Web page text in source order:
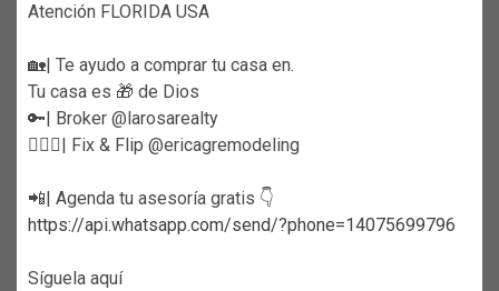
Atención FLORIDA USA
🏡| Te ayudo a comprar tu casa en.
Tu casa es 🎁 de Dios
🔑| Broker @larosarealty
👷🏼‍♀️| Fix & Flip @ericagremodeling
📲| Agenda tu asesoría gratis 👇
https://api.whatsapp.com/send/?phone=14075699796
Síguela aquí